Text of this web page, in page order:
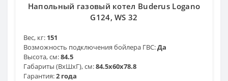
Напольный газовый котел Buderus Logano
G124, WS 32
Вес, кг: 151
Возможность подключения бойлера ГВС:Да
Высота, см:84.5
Габариты (ВхШхГ), см:84.5х60х78.8
Гарантия:2 года